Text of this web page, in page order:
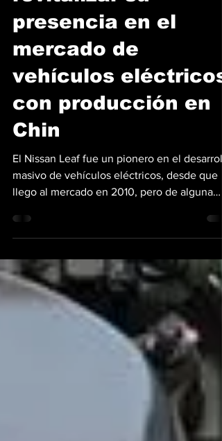
revitalizar su
presencia en el
mercado de
vehículos eléctricos
con producción en
Chin
El Nissan Leaf fue un pionero en el
masivo de vehículos eléctricos, desde que
llego al mercado en 2010, pero de alguna